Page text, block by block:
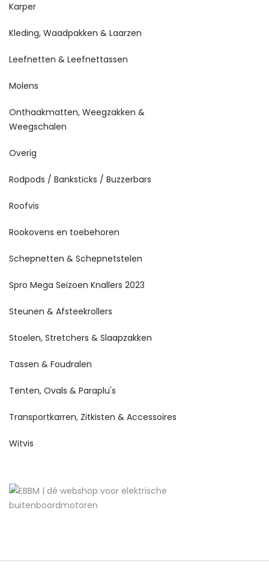
Karper
Kleding, Waadpakken & Laarzen
Leefnetten & Leefnettassen
Molens
Onthaakmatten, Weegzakken &
Weegschalen
Overig
Rodpods / Banksticks / Buzzerbars
Roofvis
Rookovens en toebehoren
Schepnetten & Schepnetstelen
Spro Mega Seizoen Knallers 2023
Steunen & Afsteekrollers
Stoelen, Stretchers & Slaapzakken
Tassen & Foudralen
Tenten, Ovals & Paraplu's
Transportkarren, Zitkisten & Accessoires
Witvis